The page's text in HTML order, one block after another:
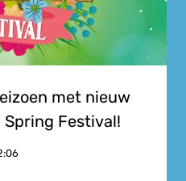
met nieuw
Festival!